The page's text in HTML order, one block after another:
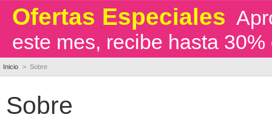
Ofertas Especiales
este mes, recibe hasta
Inicio > Sobre
Sobre